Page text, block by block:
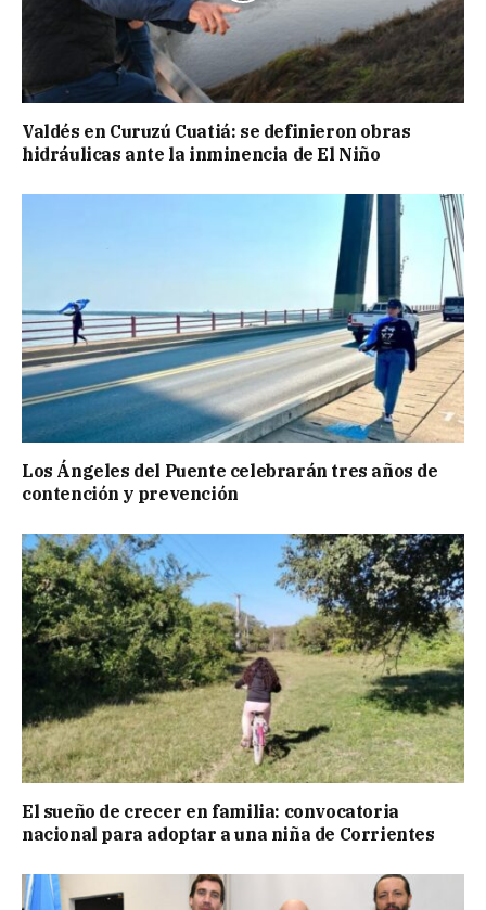
Valdés en Curuzú Cuatiá: se definieron obras
hidráulicas ante la inminencia de El Niño
Los Ángeles del Puente celebrarán tres años de
contención y prevención
El sueño de crecer en familia: convocatoria
nacional para adoptar a una niña de Corrientes